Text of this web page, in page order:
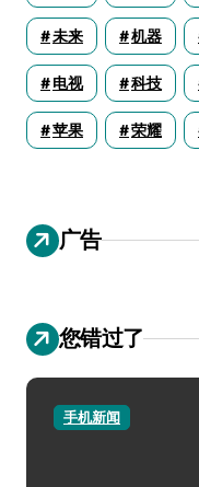
未来 机器
电视 科技
苹果 荣耀
广告
您错过了
手机新闻